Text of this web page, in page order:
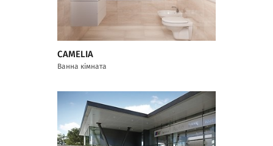
CAMELIA
Ванна кімната